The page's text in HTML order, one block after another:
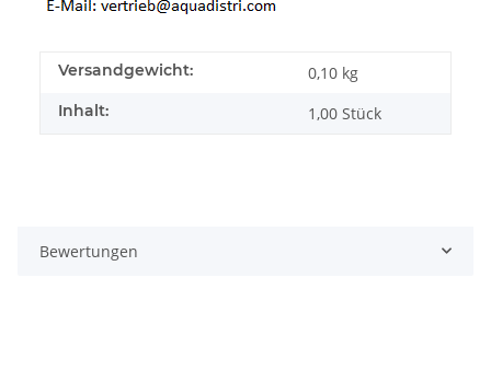
Versandgewicht: 0,10 kg
Inhalt: 1,00 Stück
Bewertungen